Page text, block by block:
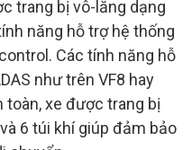
trang bị vô-lăng dạng
năng hỗ trợ hệ thống
Các tính năng hỗ
như trên VF8 hay
toàn, xe được trang bị
6 túi khí giúp đảm bảo